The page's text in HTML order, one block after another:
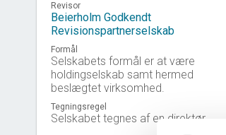
Revisor
Beierholm Godkendt
Revisionspartnerselskab
Formål
Selskabets formål er at være
holdingselskab samt hermed
beslægtet virksomhed.
Tegningsregel
Selskabet tegnes af en direktør.